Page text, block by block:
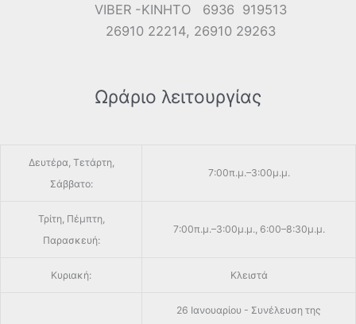
VIBER -ΚΙΝΗΤΟ 6936 919513
26910 22214, 26910 29263
Ωράριο λειτουργίας
Δευτέρα, Τετάρτη,
Σάββατο:
7:00π.μ.–3:00μ.μ.
Τρίτη, Πέμπτη,
Παρασκευή:
7:00π.μ.–3:00μ.μ., 6:00–8:30μ.μ.
Κυριακή: Κλειστά
26 Ιανουαρίου - Συνέλευση της